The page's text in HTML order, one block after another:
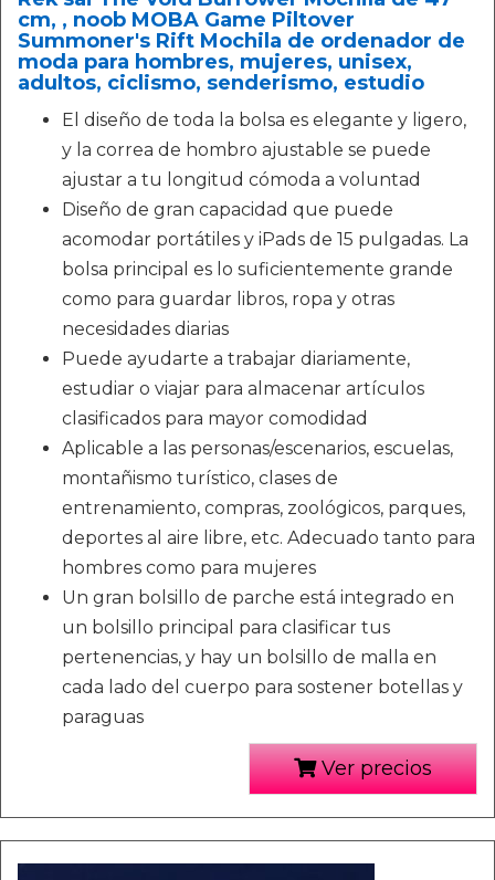
cm, , noob MOBA Game Piltover
Summoner's Rift Mochila de ordenador de
moda para hombres, mujeres, unisex,
adultos, ciclismo, senderismo, estudio
El diseño de toda la bolsa es elegante y ligero,
y la correa de hombro ajustable se puede
ajustar a tu longitud cómoda a voluntad
Diseño de gran capacidad que puede
acomodar portátiles y iPads de 15 pulgadas. La
bolsa principal es lo suficientemente grande
como para guardar libros, ropa y otras
necesidades diarias
Puede ayudarte a trabajar diariamente,
estudiar o viajar para almacenar artículos
clasificados para mayor comodidad
Aplicable a las personas/escenarios, escuelas,
montañismo turístico, clases de
entrenamiento, compras, zoológicos, parques,
deportes al aire libre, etc. Adecuado tanto para
hombres como para mujeres
Un gran bolsillo de parche está integrado en
un bolsillo principal para clasificar tus
pertenencias, y hay un bolsillo de malla en
cada lado del cuerpo para sostener botellas y
paraguas
Ver precios